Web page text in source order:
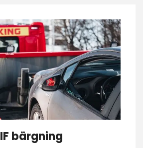
IF bärgning